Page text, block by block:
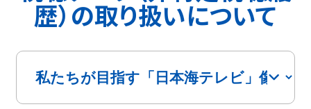
歴）の取り扱いについて